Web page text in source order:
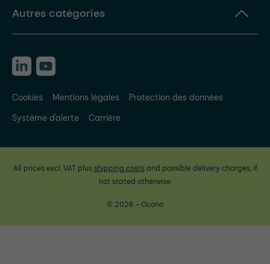
Autres catégories
Cookies Mentions légales
Protection des données
Système d'alerte
Carrière
All prices excl. VAT plus shipping costsand possible delivery charges, if
not stated otherwise.
© 2026 - Ocono